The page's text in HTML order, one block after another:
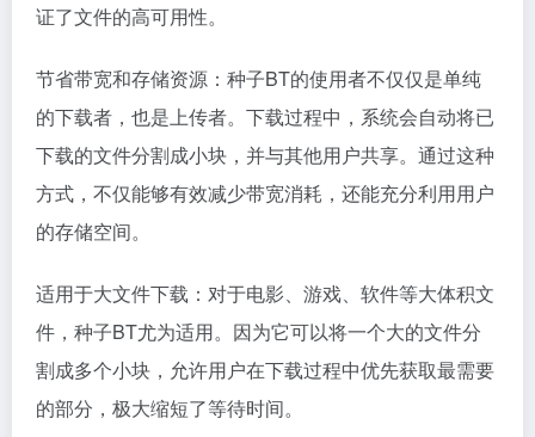
证了文件的高可用性。
节省带宽和存储资源：种子BT的使用者不仅仅是单纯
的下载者，也是上传者。下载过程中，系统会自动将已
下载的文件分割成小块，并与其他用户共享。通过这种
方式，不仅能够有效减少带宽消耗，还能充分利用用户
的存储空间。
适用于大文件下载：对于电影、游戏、软件等大体积文
件，种子BT尤为适用。因为它可以将一个大的文件分
割成多个小块，允许用户在下载过程中优先获取最需要
的部分，极大缩短了等待时间。